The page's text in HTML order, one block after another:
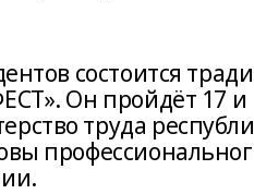
состоится
Он пройдёт 17 и
труда